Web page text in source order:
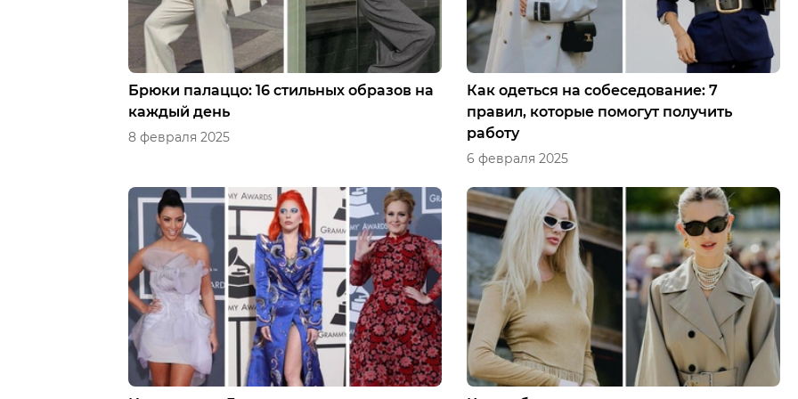
Брюки палаццо: 16 стильных образов на
каждый день
8 февраля 2025
Как одеться на собеседование: 7
правил, которые помогут получить
работу
6 февраля 2025